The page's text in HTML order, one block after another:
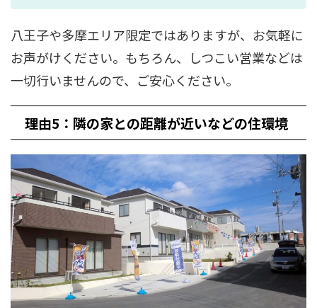
八王子や多摩エリア限定ではありますが、お気軽に
お声がけください。もちろん、しつこい営業などは
一切行いませんので、ご安心ください。
理由5：隣の家との距離が近いなどの住環境